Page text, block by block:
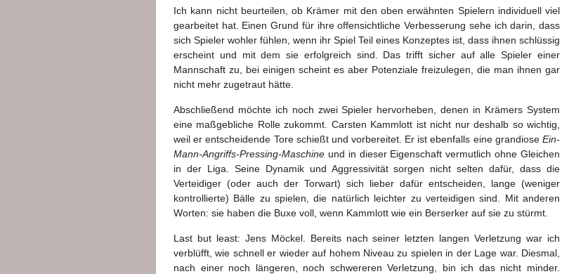
Ich kann nicht beurteilen, ob Krämer mit den oben erwähnten Spielern individuell viel
gearbeitet hat. Einen Grund für ihre offensichtliche Verbesserung sehe ich darin, dass
sich Spieler wohler fühlen, wenn ihr Spiel Teil eines Konzeptes ist, dass ihnen schlüssig
erscheint und mit dem sie erfolgreich sind. Das trifft sicher auf alle Spieler einer
Mannschaft zu, bei einigen scheint es aber Potenziale freizulegen, die man ihnen gar
nicht mehr zugetraut hätte.
Abschließend möchte ich noch zwei Spieler hervorheben, denen in Krämers System
eine maßgebliche Rolle zukommt. Carsten Kammlott ist nicht nur deshalb so wichtig,
weil er entscheidende Tore schießt und vorbereitet. Er ist ebenfalls eine grandiose Ein-
Mann-Angriffs-Pressing-Maschine und in dieser Eigenschaft vermutlich ohne Gleichen
in der Liga. Seine Dynamik und Aggressivität sorgen nicht selten dafür, dass die
Verteidiger (oder auch der Torwart) sich lieber dafür entscheiden, lange (weniger
kontrollierte) Bälle zu spielen, die natürlich leichter zu verteidigen sind. Mit anderen
Worten: sie haben die Buxe voll, wenn Kammlott wie ein Berserker auf sie zu stürmt.
Last but least: Jens Möckel. Bereits nach seiner letzten langen Verletzung war ich
verblüfft, wie schnell er wieder auf hohem Niveau zu spielen in der Lage war. Diesmal,
nach einer noch längeren, noch schwereren Verletzung, bin ich das nicht minder.